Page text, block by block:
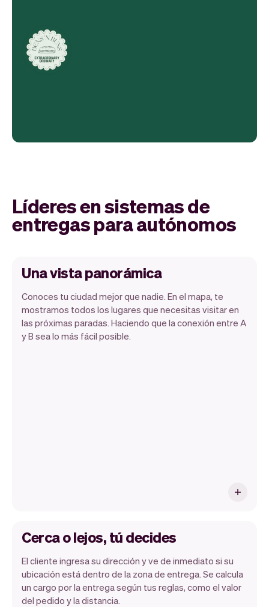
Líderes en sistemas de
entregas para autónomos
Una vista panorámica
Conoces tu ciudad mejor que nadie. En el mapa, te
mostramos todos los lugares que necesitas visitar en
las próximas paradas. Haciendo que la conexión entre A
y B sea lo más fácil posible.
Como propietario de un negocio, sabes
Cerca o lejos, tú decides
El cliente ingresa su dirección y ve de inmediato si su
ubicación está dentro de la zona de entrega. Se calcula
un cargo por la entrega según tus reglas, como el valor
del pedido y la distancia.